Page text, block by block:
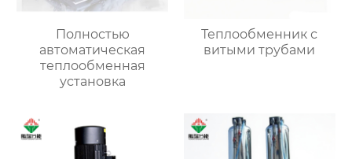
Полностью
автоматическая
теплообменная
установка
Теплообменник с
витыми трубами